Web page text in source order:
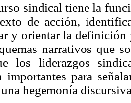
sindical tiene la
de acción,
y orientar la definición
narrativos que
los liderazgos
importantes para
hegemonía